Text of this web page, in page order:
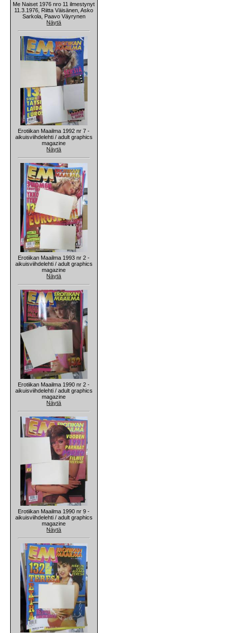
Me Naiset 1976 nro 11 ilmestynyt
11.3.1976, Riitta Väisänen, Asko
Sarkola, Paavo Väyrynen
Näytä
Erotiikan Maailma 1992 nr 7 -
aikuisviihdelehti / adult graphics
magazine
Näytä
Erotiikan Maailma 1993 nr 2 -
aikuisviihdelehti / adult graphics
magazine
Näytä
Erotiikan Maailma 1990 nr 2 -
aikuisviihdelehti / adult graphics
magazine
Näytä
Erotiikan Maailma 1990 nr 9 -
aikuisviihdelehti / adult graphics
magazine
Näytä